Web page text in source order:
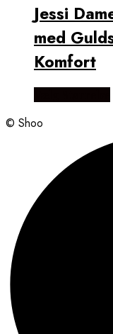
Jessi
med
Komfort
© Shoo